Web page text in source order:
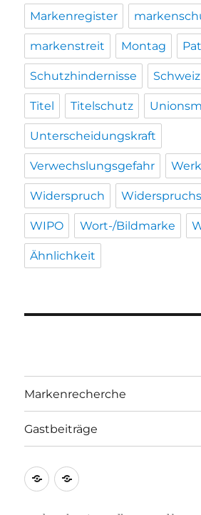
Markenregister
markenstreit Montag
Schutzhindernisse Schweiz
Titel Titelschutz
Unterscheidungskraft
Verwechslungsgefahr
Widerspruch
WIPO Wort-/Bildmarke
Ähnlichkeit
Markenrecherche
Gastbeiträge
Markenrecherche
Gastbeiträge